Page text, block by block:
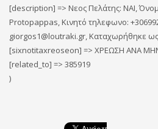
[description] => Νεος Πελάτης: ΝΑΙ,
Protopappas, Κινητό τηλεφωνο:
giorgos1@loutraki.gr, Καταχωρήθηκε
[sixnotitaxreoseon] => ΧΡΕΩΣΗ ΑΝΑ
[related_to] => 385919
)